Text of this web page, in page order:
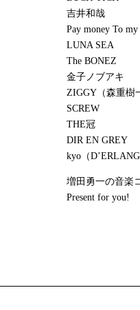
吉井和哉
Pay money To my
LUNA SEA
The BONEZ
金子ノブアキ
ZIGGY（森重樹
SCREW
THE冠
DIR EN GREY
kyo（
増田勇一の音楽
Present for you!